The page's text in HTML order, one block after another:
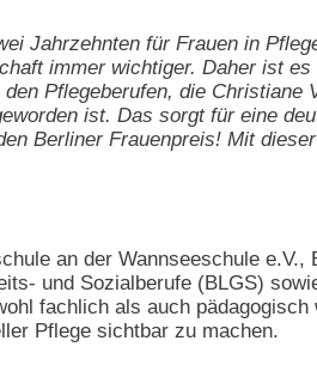
Jahrzehnten für Frauen in
immer wichtiger. Daher ist
Pflegeberufen, die
ist. Das sorgt für eine
Berliner Frauenpreis! Mit
an der Wannseeschule
und Sozialberufe (BLGS)
fachlich als auch
Pflege sichtbar zu machen.